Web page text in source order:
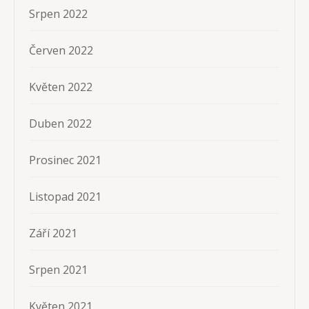
Srpen 2022
Červen 2022
Květen 2022
Duben 2022
Prosinec 2021
Listopad 2021
Září 2021
Srpen 2021